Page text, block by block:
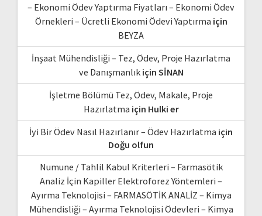
– Ekonomi Ödev Yaptırma Fiyatları – Ekonomi Ödev
Örnekleri – Ücretli Ekonomi Ödevi Yaptırma için
BEYZA
İnşaat Mühendisliği – Tez, Ödev, Proje Hazırlatma
ve Danışmanlıkiçin SİNAN
İşletme Bölümü Tez, Ödev, Makale, Proje
Hazırlatma için Hulki er
İyi Bir Ödev Nasıl Hazırlanır – Ödev Hazırlatma için
Doğu olfun
Numune / Tahlil Kabul Kriterleri – Farmasötik
Analiz İçin Kapiller Elektroforez Yöntemleri –
Ayırma Teknolojisi – FARMASÖTİK ANALİZ – Kimya
Mühendisliği – Ayırma Teknolojisi Ödevleri – Kimya